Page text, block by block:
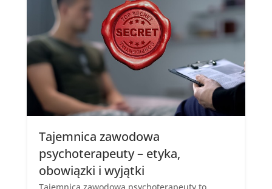
Tajemnica zawodowa
psychoterapeuty – etyka,
obowiązki i wyjątki